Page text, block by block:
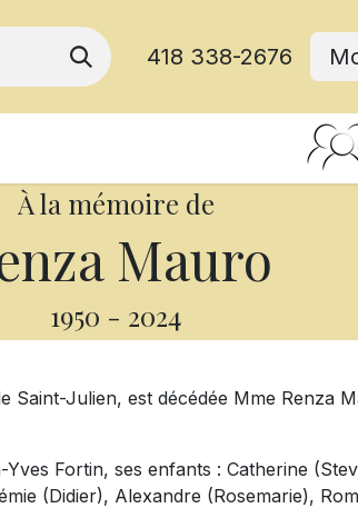
418 338-2676
À la mémoire de
Mauro
1950 - 2024
Saint-Julien, est décédée Mme Renza
Fortin, ses enfants : Catherine
(Didier), Alexandre (Rosemarie),